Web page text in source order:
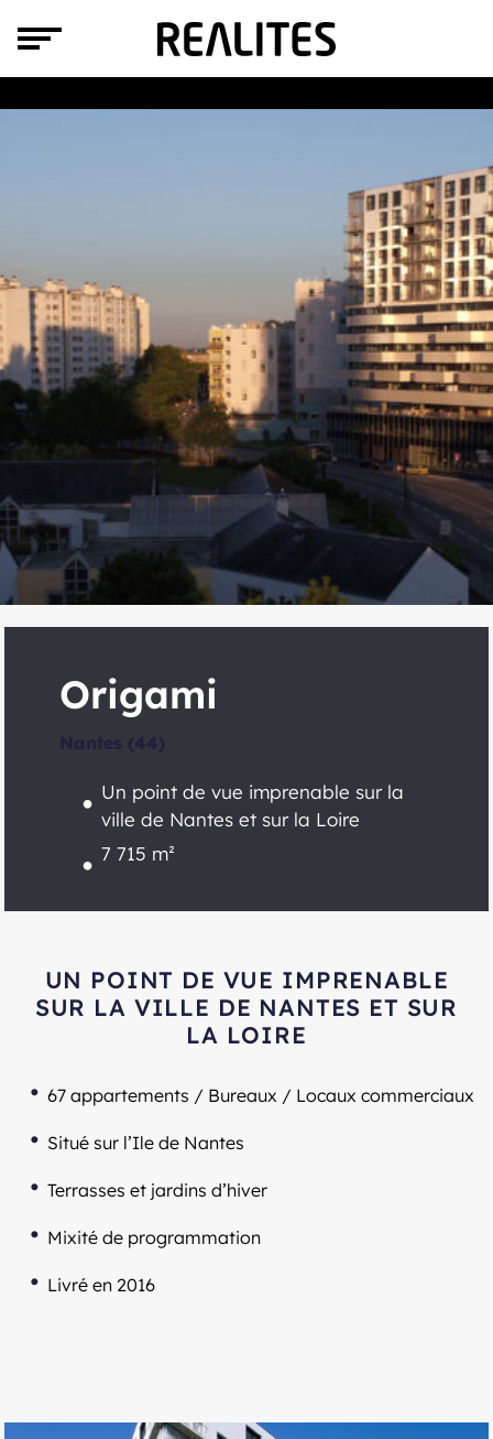
Origami
Un point de vue imprenable sur la
ville de Nantes et sur la Loire
7 715 m²
UN POINT DE VUE IMPRENABLE
SUR LA VILLE DE NANTES ET SUR
LA LOIRE
67 appartements / Bureaux / Locaux commerciaux
Situé sur l’Ile de Nantes
Terrasses et jardins d’hiver
Mixité de programmation
Livré en 2016